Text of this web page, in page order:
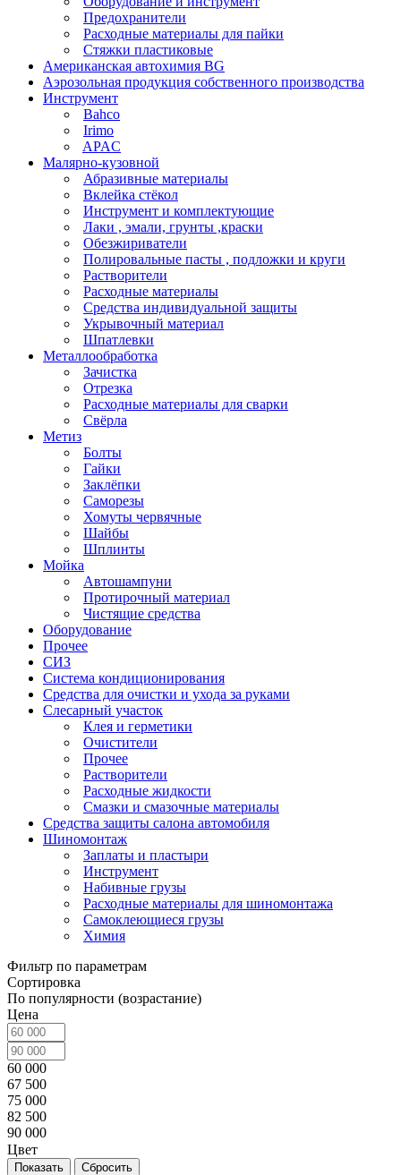
Предохранители
Расходные материалы для пайки
Стяжки пластиковые
Американская автохимия BG
Аэрозольная продукция собственного производства
Инструмент
Bahco
Irimo
APAC
Малярно-кузовной
Абразивные материалы
Вклейка стёкол
Инструмент и комплектующие
Лаки , эмали, грунты ,краски
Обезжириватели
Полировальные пасты , подложки и круги
Растворители
Расходные материалы
Средства индивидуальной защиты
Укрывочный материал
Шпатлевки
Металлообработка
Зачистка
Отрезка
Расходные материалы для сварки
Свёрла
Метиз
Болты
Гайки
Заклёпки
Саморезы
Хомуты червячные
Шайбы
Шплинты
Мойка
Автошампуни
Протирочный материал
Чистящие средства
Оборудование
Прочее
СИЗ
Система кондиционирования
Средства для очистки и ухода за руками
Слесарный участок
Клея и герметики
Очистители
Прочее
Растворители
Расходные жидкости
Смазки и смазочные материалы
Средства защиты салона автомобиля
Шиномонтаж
Заплаты и пластыри
Инструмент
Набивные грузы
Расходные материалы для шиномонтажа
Самоклеющиеся грузы
Химия
Фильтр по параметрам
Сортировка
По популярности (возрастание)
Цена
60 000
67 500
75 000
82 500
90 000
Цвет
Сбросить